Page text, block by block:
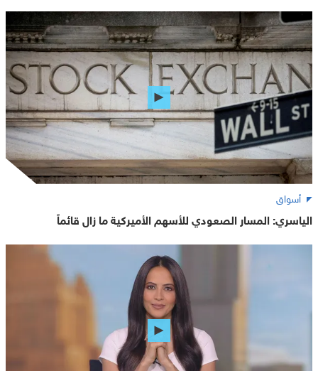
أسواق
الياسري: المسار الصعودي للأسهم الأميركية ما زال قائماً